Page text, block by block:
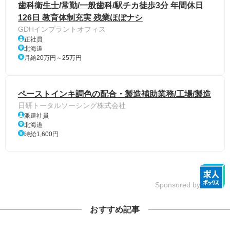
歯科衛生士/常勤/一般歯科/駅チカ徒歩3分 年間休日
126日 教育体制充実 残業ほぼナシ
GDHインプラントオフィス
正社員
北海道
月給20万円～25万円
ペーストインキ調色の配合・製造補助業務/工場/製造
日研トータルソーシング株式会社
派遣社員
北海道
時給1,600円
Sponsored by
おすすめ記事